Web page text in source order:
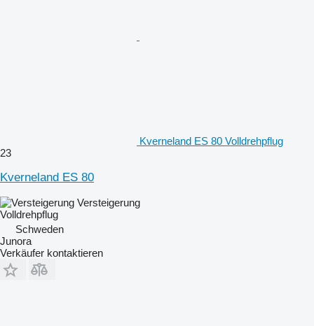
Kverneland ES 80 Volldrehpflug
23
Kverneland ES 80
Versteigerung
Volldrehpflug
Schweden
Junora
Verkäufer kontaktieren